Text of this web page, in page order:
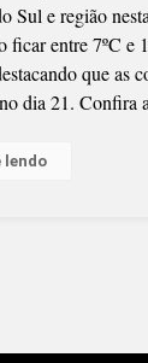
Sul e região
ficar entre 7ºC e
que as
dia 21.
lendo